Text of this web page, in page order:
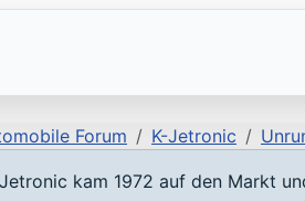
Forum K-Jetronic
kam 1972 auf den Markt